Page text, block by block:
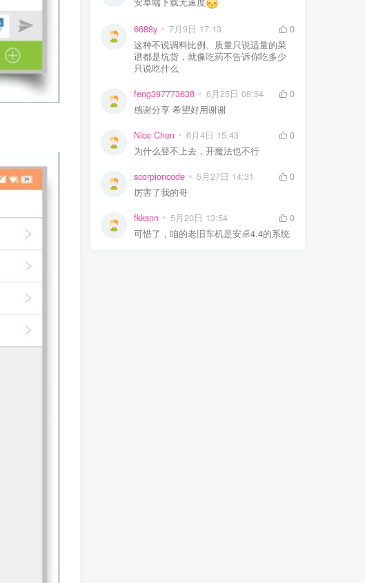
6688y 7月9日 17:13
0
这种不说调料比例、质量只说适量的菜
谱都是坑货，就像吃药不告诉你吃多少
只说吃什么
feng397773638 6月25日 08:54
0
感谢分享 希望好用谢谢
Nice Chen 6月4日 15:43
0
为什么登不上去，开魔法也不行
scorpioncode 5月27日 14:31
0
厉害了我的哥
fkksnn 5月20日 13:54
0
可惜了，咱的老旧车机是安卓4.4的系统